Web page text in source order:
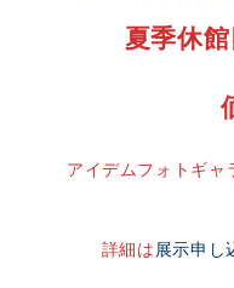
夏季休
アイデムフォトギ
詳細は展示申し